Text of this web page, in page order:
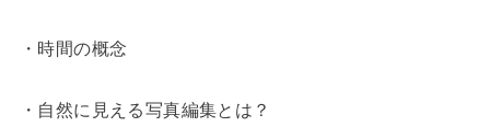
・時間の概念
・自然に見える写真編集とは？